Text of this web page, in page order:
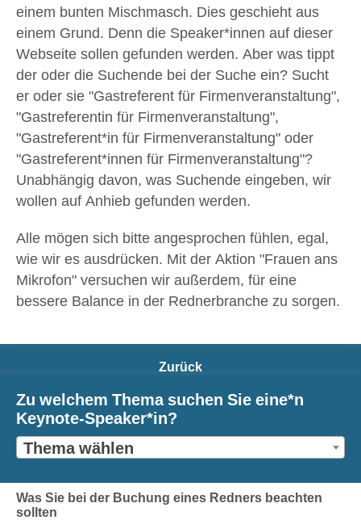
einem bunten Mischmasch. Dies geschieht aus
einem Grund. Denn die Speaker*innen auf dieser
Webseite sollen gefunden werden. Aber was tippt
der oder die Suchende bei der Suche ein? Sucht
er oder sie "Gastreferent für Firmenveranstaltung",
"Gastreferentin für Firmenveranstaltung",
"Gastreferent*in für Firmenveranstaltung" oder
"Gastreferent*innen für Firmenveranstaltung"?
Unabhängig davon, was Suchende eingeben, wir
wollen auf Anhieb gefunden werden.
Alle mögen sich bitte angesprochen fühlen, egal,
wie wir es ausdrücken. Mit der Aktion "Frauen ans
Mikrofon" versuchen wir außerdem, für eine
bessere Balance in der Rednerbranche zu sorgen.
Zurück
Zu welchem Thema suchen Sie eine*n
Keynote-Speaker*in?
Thema wählen
Was Sie bei der Buchung eines Redners beachten
sollten